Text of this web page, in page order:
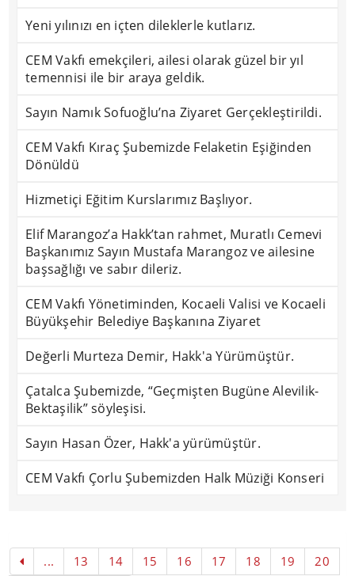
Yeni yılınızı en içten dileklerle kutlarız.
CEM Vakfı emekçileri, ailesi olarak güzel bir yıl
temennisi ile bir araya geldik.
Sayın Namık Sofuoğlu’na Ziyaret Gerçekleştirildi.
CEM Vakfı Kıraç Şubemizde Felaketin Eşiğinden
Dönüldü
Hizmetiçi Eğitim Kurslarımız Başlıyor.
Elif Marangoz’a Hakk’tan rahmet, Muratlı Cemevi
Başkanımız Sayın Mustafa Marangoz ve ailesine
başsağlığı ve sabır dileriz.
CEM Vakfı Yönetiminden, Kocaeli Valisi ve Kocaeli
Büyükşehir Belediye Başkanına Ziyaret
Değerli Murteza Demir, Hakk'a Yürümüştür.
Çatalca Şubemizde, “Geçmişten Bugüne Alevilik-
Bektaşilik” söyleşisi.
Sayın Hasan Özer, Hakk'a yürümüştür.
CEM Vakfı Çorlu Şubemizden Halk Müziği Konseri
... 13 14 15 16 17 18 19 20